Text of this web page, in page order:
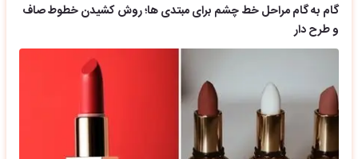
گام به گام مراحل خط چشم برای مبتدی ها؛ روش کشیدن خطوط صاف
و طرح دار